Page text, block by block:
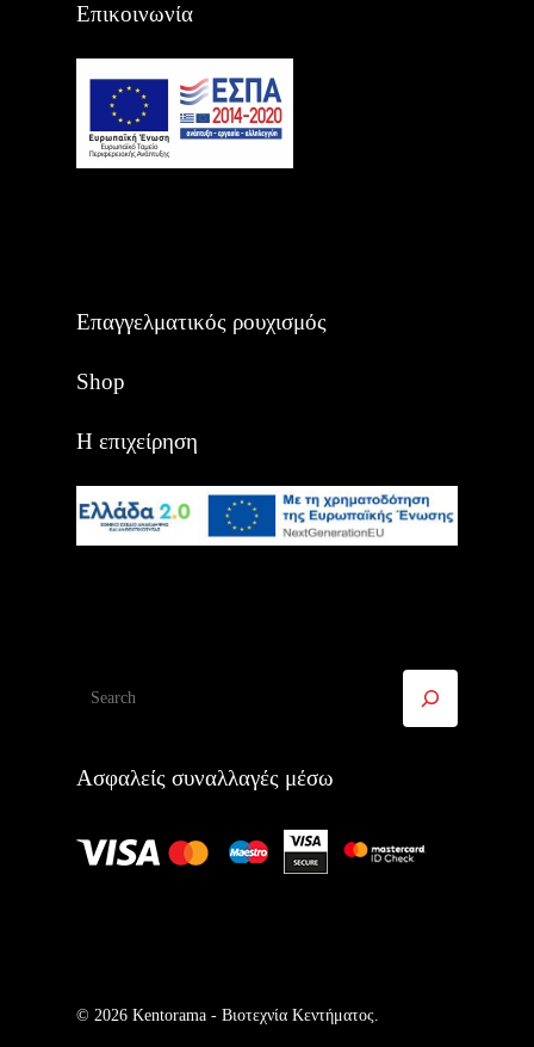
Επικοινωνία
Επαγγελματικός ρουχισμός
Shop
Η επιχείρηση
Ασφαλείς συναλλαγές μέσω
© 2026 Kentorama - Bιοτεχνία Kεντήματος.